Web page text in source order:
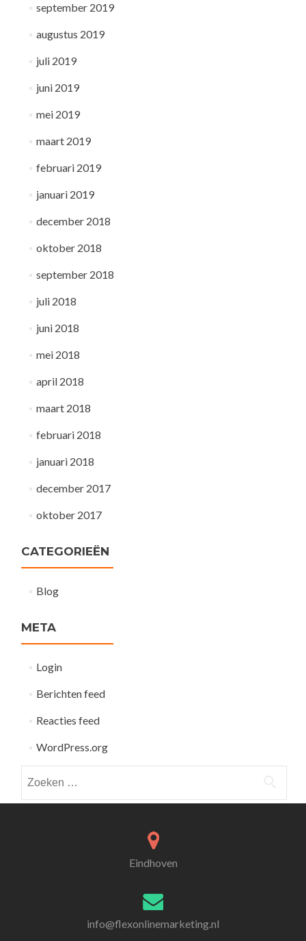
september 2019
augustus 2019
juli 2019
juni 2019
mei 2019
maart 2019
februari 2019
januari 2019
december 2018
oktober 2018
september 2018
juli 2018
juni 2018
mei 2018
april 2018
maart 2018
februari 2018
januari 2018
december 2017
oktober 2017
CATEGORIEËN
Blog
META
Login
Berichten feed
Reacties feed
WordPress.org
naar:
Eindhoven
info@flexonlinemarketing.nl